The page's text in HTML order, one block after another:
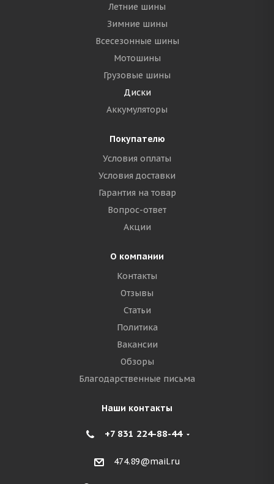
Летние шины
Зимние шины
Всесезонные шины
Мотошины
Грузовые шины
Диски
Аккумуляторы
Покупателю
Условия оплаты
Условия доставки
Гарантия на товар
Вопрос-ответ
Акции
О компании
Контакты
Отзывы
Статьи
Политика
Вакансии
Обзоры
Благодарственные письма
Наши контакты
+7 831 224-88-44
474.89@mail.ru